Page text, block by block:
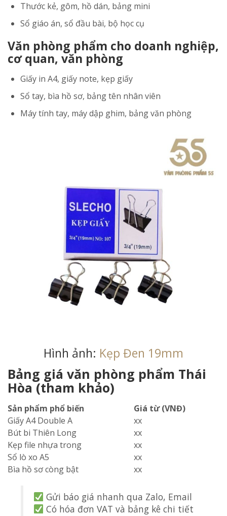
Thước kẻ, gôm, hồ dán, bảng mini
Sổ giáo án, sổ đầu bài, bộ học cụ
Văn phòng phẩm cho doanh nghiệp,
cơ quan, văn phòng
Giấy in A4, giấy note, kẹp giấy
Sổ tay, bìa hồ sơ, bảng tên nhân viên
Máy tính tay, máy dập ghim, bảng văn phòng
Hình ảnh: Kẹp Đen 19mm
Bảng giá văn phòng phẩm Thái
Hòa (tham khảo)
Sản phẩm phổ biến
Giá từ (VNĐ)
Giấy A4 Double A
xx
Bút bi Thiên Long
xx
Kẹp file nhựa trong
xx
Sổ lò xo A5
xx
Bìa hồ sơ còng bật
xx
Gửi báo giá nhanh qua Zalo, Email
Có hóa đơn VAT và bảng kê chi tiết